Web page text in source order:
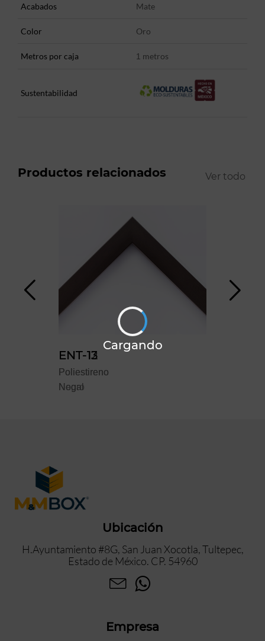
Acabados Mate
Color Oro
Metros por caja 1 metros
Sustentabilidad
Productos relacionados Ver todo
ENT-12
Poliestireno
Negro
ENT-13
Poliestireno
Nogal
Cargando
Ubicación
H.Ayuntamiento #8G, San Juan Xocotla, Tultepec,
Estado de México. CP. 54960
Empresa